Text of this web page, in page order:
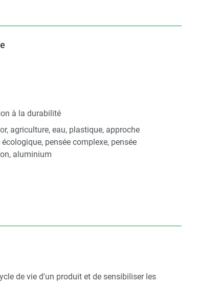
à la durabilité
agriculture, eau, plastique, approche
pensée complexe, pensée
aluminium
de vie d'un produit et de sensibiliser les